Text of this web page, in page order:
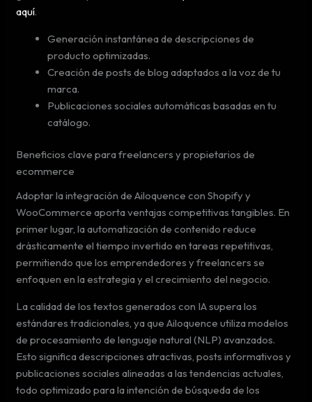
aquí.
Generación instantánea de descripciones de
producto optimizadas.
Creación de posts de blog adaptados a la voz de tu
marca.
Publicaciones sociales automáticas basadas en tu
catálogo.
Beneficios clave para freelancers y propietarios de
ecommerce
Adoptar la integración de Ailoquence con Shopify y
WooCommerce aporta ventajas competitivas tangibles. En
primer lugar, la automatización de contenido reduce
drásticamente el tiempo invertido en tareas repetitivas,
permitiendo que los emprendedores y freelancers se
enfoquen en la estrategia y el crecimiento del negocio.
La calidad de los textos generados con IA supera los
estándares tradicionales, ya que Ailoquence utiliza modelos
de procesamiento de lenguaje natural (NLP) avanzados.
Esto significa descripciones atractivas, posts informativos y
publicaciones sociales alineadas a las tendencias actuales,
todo optimizado para la intención de búsqueda de los